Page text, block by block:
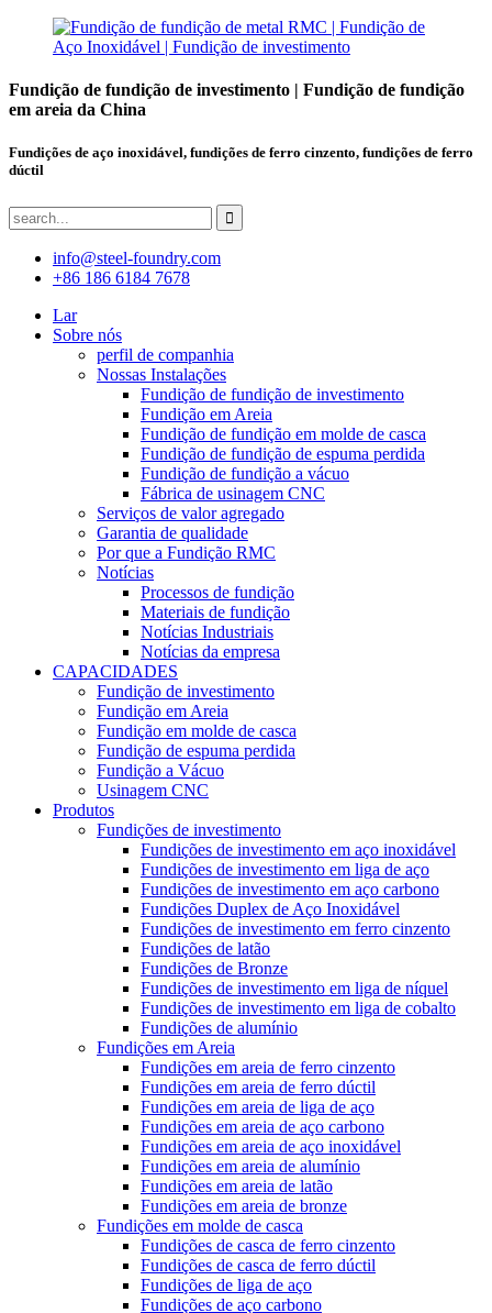
Fundição de fundição de investimento | Fundição de fundição
em areia da China
Fundições de aço inoxidável, fundições de ferro cinzento, fundições de ferro
dúctil
info@steel-foundry.com
+86 186 6184 7678
Lar
Sobre nós
perfil de companhia
Nossas Instalações
Fundição de fundição de investimento
Fundição em Areia
Fundição de fundição em molde de casca
Fundição de fundição de espuma perdida
Fundição de fundição a vácuo
Fábrica de usinagem CNC
Serviços de valor agregado
Garantia de qualidade
Por que a Fundição RMC
Notícias
Processos de fundição
Materiais de fundição
Notícias Industriais
Notícias da empresa
CAPACIDADES
Fundição de investimento
Fundição em Areia
Fundição em molde de casca
Fundição de espuma perdida
Fundição a Vácuo
Usinagem CNC
Produtos
Fundições de investimento
Fundições de investimento em aço inoxidável
Fundições de investimento em liga de aço
Fundições de investimento em aço carbono
Fundições Duplex de Aço Inoxidável
Fundições de investimento em ferro cinzento
Fundições de latão
Fundições de Bronze
Fundições de investimento em liga de níquel
Fundições de investimento em liga de cobalto
Fundições de alumínio
Fundições em Areia
Fundições em areia de ferro cinzento
Fundições em areia de ferro dúctil
Fundições em areia de liga de aço
Fundições em areia de aço carbono
Fundições em areia de aço inoxidável
Fundições em areia de alumínio
Fundições em areia de latão
Fundições em areia de bronze
Fundições em molde de casca
Fundições de casca de ferro cinzento
Fundições de casca de ferro dúctil
Fundições de liga de aço
Fundições de aço carbono